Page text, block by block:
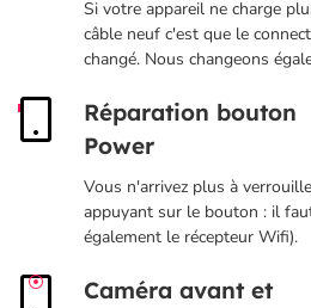
Si votre appareil ne charge
câble neuf c'est que le
changé. Nous changeons
Réparation bouton
Power
Vous n'arrivez plus à
appuyant sur le bouton : il
également le récepteur Wifi).
Caméra avant et